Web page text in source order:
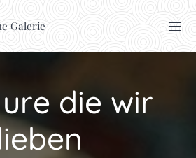
Galerie
die wir